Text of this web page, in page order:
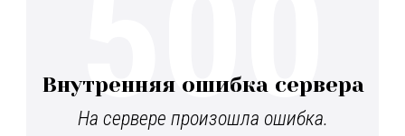
Внутренняя ошибка сервера
На сервере произошла ошибка.
500